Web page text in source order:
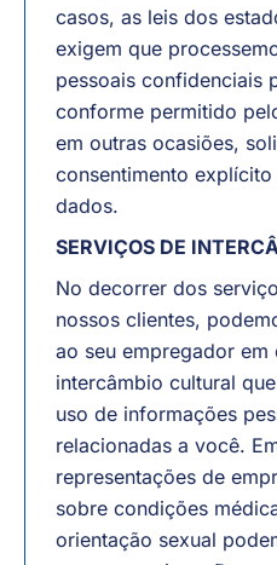
casos, as leis dos
exigem que
pessoais confidenciais
conforme permitido
em outras ocasiões,
consentimento
dados.
SERVIÇOS DE
No decorrer dos
nossos clientes,
ao seu empregador em
intercâmbio cultural
uso de informações
relacionadas a você.
representações de
sobre condições
orientação sexual